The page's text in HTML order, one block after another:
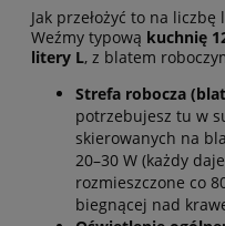
Jak przełożyć to na liczbę
Weźmy typową kuchnię
litery L, z blatem
Strefa robocza
potrzebujesz tu w
skierowanych na
20–30 W (każdy
rozmieszczone co
biegnącej nad